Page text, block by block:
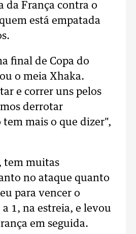
da França contra o
está empatada
final de Copa do
o meia Xhaka.
e correr uns pelos
derrotar
mais o que dizer",
tem muitas
no ataque quanto
para vencer o
1, na estreia, e levou
em seguida.